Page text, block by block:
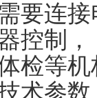
要连
控制
检等
术参数